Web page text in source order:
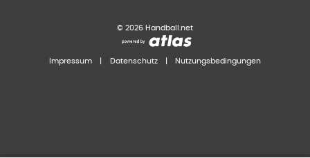
© 2026 Handball.net
Impressum Datenschutz Nutzungsbedingungen